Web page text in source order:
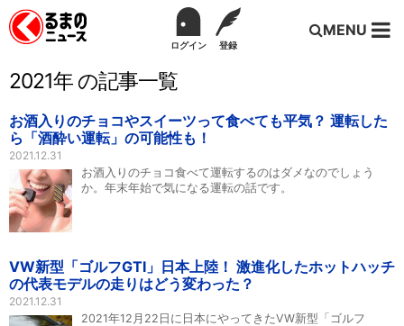
ログイン 登録
MENU
2021年 の記事一覧
お酒入りのチョコやスイーツって食べても平気？ 運転した
ら「酒酔い運転」の可能性も！
2021.12.31
お酒入りのチョコ食べて運転するのはダメなのでしょう
か。年末年始で気になる運転の話です。
VW新型「ゴルフGTI」日本上陸！ 激進化したホットハッチ
の代表モデルの走りはどう変わった？
2021.12.31
2021年12月22日に日本にやってきたVW新型「ゴルフ